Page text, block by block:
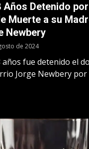
Años Detenido
Muerte a su
Newbery
de 2024
años fue detenido el
Jorge Newbery por